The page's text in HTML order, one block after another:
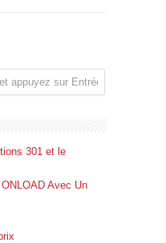
301 et le
Avec Un